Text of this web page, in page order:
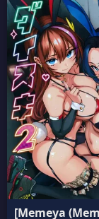
[Memeya